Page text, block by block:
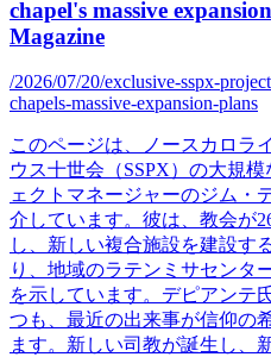
chapel's massive
Magazine
/2026/07/20/exclusive-sspx-
chapels-massive-expansion-plans
このページは、ノースカロラ
ウス十世会（SSPX）の大規
ェクトマネージャーのジム・
介しています。彼は、教会が
し、新しい複合施設を建設す
り、地域のラテンミサセンタ
を示しています。デピアンテ
つも、最近の出来事が信仰の
ます。新しい司教が誕生し、